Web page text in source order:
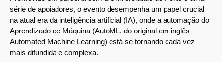
série de apoiadores, o evento desempenha um papel crucial
na atual era da inteligência artificial (IA), onde a automação do
Aprendizado de Máquina (AutoML, do original em inglês
Automated Machine Learning) está se tornando cada vez
mais difundida e complexa.